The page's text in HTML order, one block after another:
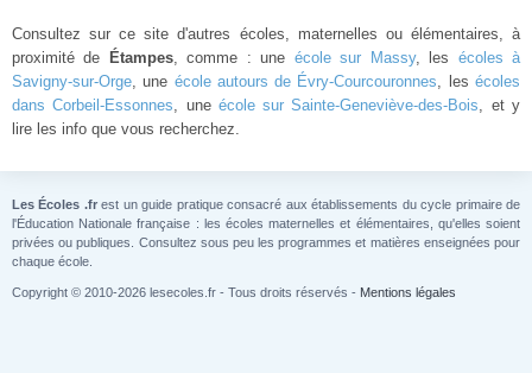
Consultez sur ce site d'autres écoles, maternelles ou élémentaires, à
proximité de
Étampes, comme : une école sur Massy, les écoles à
Savigny-sur-Orge, une école autours de Évry-Courcouronnes, lesécoles
dans Corbeil-Essonnes, une école sur Sainte-Geneviève-des-Bois, et y
lire les info que vous recherchez.
Les Écoles .frest un guide pratique consacré aux établissements du cycle primaire de
l'Éducation Nationale française : les écoles maternelles et élémentaires, qu'elles soient
privées ou publiques. Consultez sous peu les programmes et matières enseignées pour
chaque école.
Copyright © 2010-2026 lesecoles.fr - Tous droits réservés - Mentions légales